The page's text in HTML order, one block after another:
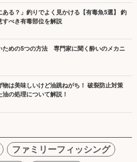
ある？」釣りでよく見かける【有毒魚5選】 釣
すべき有毒部位を解説
ための5つの方法 専門家に聞く酔いのメカニ
物は美味しいけど油跳ねがち！ 破裂防止対策
油の処理について解説！
ファミリーフィッシング